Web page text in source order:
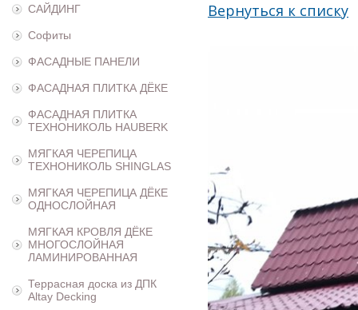
САЙДИНГ
Софиты
ФАСАДНЫЕ ПАНЕЛИ
ФАСАДНАЯ ПЛИТКА ДЁКЕ
ФАСАДНАЯ ПЛИТКА
ТЕХНОНИКОЛЬ HAUBERK
МЯГКАЯ ЧЕРЕПИЦА
ТЕХНОНИКОЛЬ SHINGLAS
МЯГКАЯ ЧЕРЕПИЦА ДЁКЕ
ОДНОСЛОЙНАЯ
МЯГКАЯ КРОВЛЯ ДЁКЕ
МНОГОСЛОЙНАЯ
ЛАМИНИРОВАННАЯ
Террасная доска из ДПК
Altay Decking
Вернуться к списку